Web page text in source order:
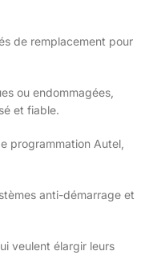
de remplacement pour
ou endommagées,
et fiable.
programmation Autel,
anti-démarrage et
veulent élargir leurs